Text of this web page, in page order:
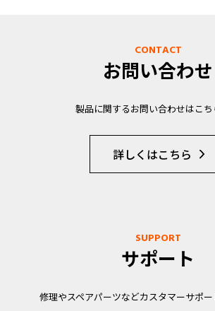
CONTACT
お問い合わせ
製品に関するお問い合わせはこち
詳しくはこちら
SUPPORT
サポート
修理やスペアパーツなどカスタマーサポ